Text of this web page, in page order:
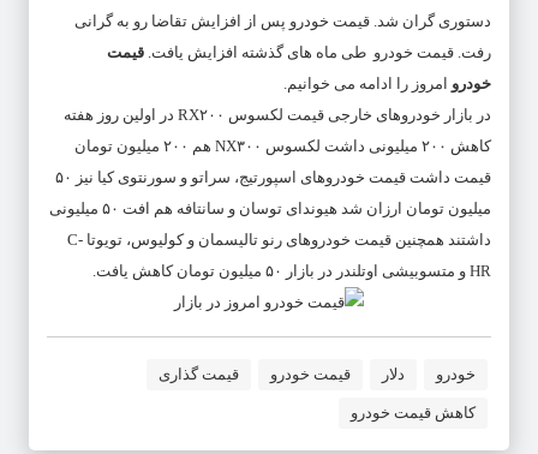
دستوری گران شد. قیمت خودرو پس از افزایش تقاضا رو به گرانی
رفت. قیمت خودرو طی ماه های گذشته افزایش یافت. قیمت
خودرو امروز را ادامه می خوانیم.
در بازار خودروهای خارجی قیمت لکسوس RX۲۰۰ در اولین روز هفته
کاهش ۲۰۰ میلیونی داشت لکسوس NX۳۰۰ هم ۲۰۰ میلیون تومان
قیمت داشت قیمت خودروهای اسپورتیج، سراتو و سورنتوی کیا نیز ۵۰
میلیون تومان ارزان شد هیوندای توسان و سانتافه هم افت ۵۰ میلیونی
داشتند همچنین قیمت خودروهای رنو تالیسمان و کولیوس، تویوتا C-
HR و متسوبیشی اوتلندر در بازار ۵۰ میلیون تومان کاهش یافت.
خودرو دلار قیمت خودرو قیمت گذاری
کاهش قیمت خودرو